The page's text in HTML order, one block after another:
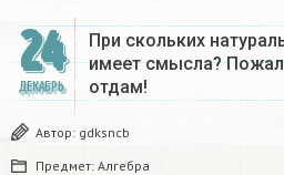
24
ДЕКАБРЬ
При скольких
имеет смысла?
отдам!
Автор: gdksncb
Предмет: Алгебра